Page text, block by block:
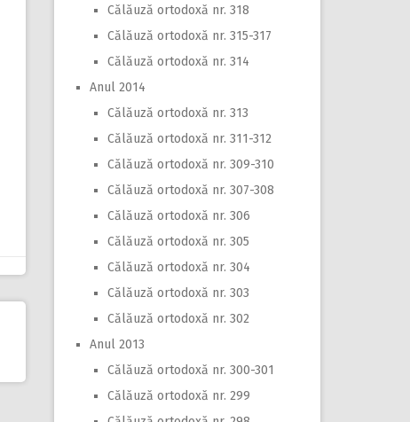
Călăuză ortodoxă nr. 318
Călăuză ortodoxă nr. 315-317
Călăuză ortodoxă nr. 314
Anul 2014
Călăuză ortodoxă nr. 313
Călăuză ortodoxă nr. 311-312
Călăuză ortodoxă nr. 309-310
Călăuză ortodoxă nr. 307-308
Călăuză ortodoxă nr. 306
Călăuză ortodoxă nr. 305
Călăuză ortodoxă nr. 304
Călăuză ortodoxă nr. 303
Călăuză ortodoxă nr. 302
Anul 2013
Călăuză ortodoxă nr. 300-301
Călăuză ortodoxă nr. 299